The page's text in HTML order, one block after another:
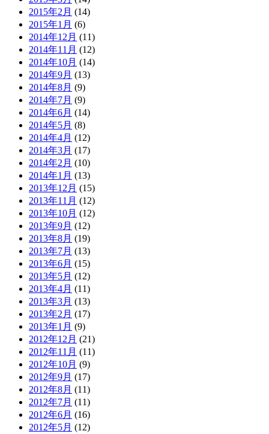
2015年2月 (14)
2015年1月 (6)
2014年12月 (11)
2014年11月 (12)
2014年10月 (14)
2014年9月 (13)
2014年8月 (9)
2014年7月 (9)
2014年6月 (14)
2014年5月 (8)
2014年4月 (12)
2014年3月 (17)
2014年2月 (10)
2014年1月 (13)
2013年12月 (15)
2013年11月 (12)
2013年10月 (12)
2013年9月 (12)
2013年8月 (19)
2013年7月 (13)
2013年6月 (15)
2013年5月 (12)
2013年4月 (11)
2013年3月 (13)
2013年2月 (17)
2013年1月 (9)
2012年12月 (21)
2012年11月 (11)
2012年10月 (9)
2012年9月 (17)
2012年8月 (11)
2012年7月 (11)
2012年6月 (16)
2012年5月 (12)